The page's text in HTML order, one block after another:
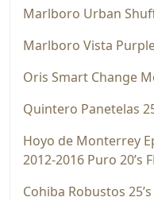
Marlboro Urban
Marlboro Vista
Oris Smart Change
Quintero Panetelas
Hoyo de Monterrey
2012-2016 Puro 20’s
Cohiba Robustos